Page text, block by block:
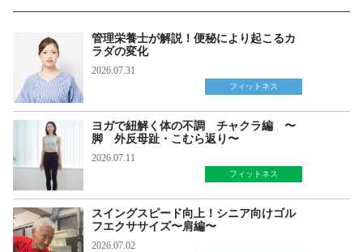
管理栄養士が解説！便秘により起こるカ
ラダの変化
2026.07.31
フィットネス
ヨガで紐解く体の不調 チャクラ編 〜
脚 外反母趾・こむら返り〜
2026.07.11
フィットネス
スイングスピード向上！シニア向けゴル
フエクササイズ〜肩編〜
2026.07.02